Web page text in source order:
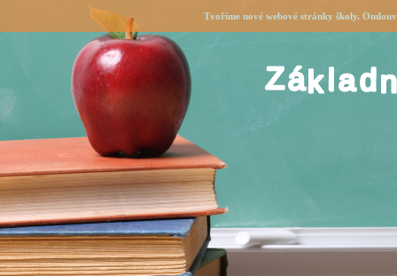
Tvoříme nové webové stránky školy.